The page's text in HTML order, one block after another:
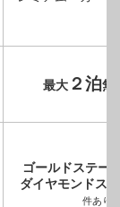
最大２泊無
ゴールドステー
ダイヤモンドス
件あり